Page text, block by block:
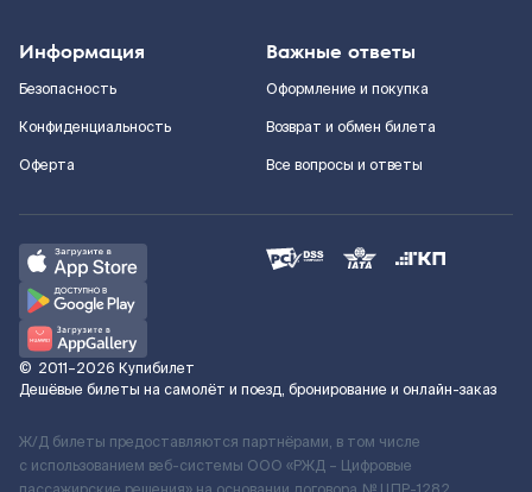
Информация
Безопасность
Конфиденциальность
Оферта
Важные ответы
Оформление и покупка
Возврат и обмен билета
Все вопросы и ответы
© 2011–2026 Купибилет
Дешёвые билеты на самолёт и поезд, бронирование и онлайн-заказ
Ж/Д билеты предоставляются партнёрами, в том числе
с использованием веб-системы ООО «РЖД – Цифровые